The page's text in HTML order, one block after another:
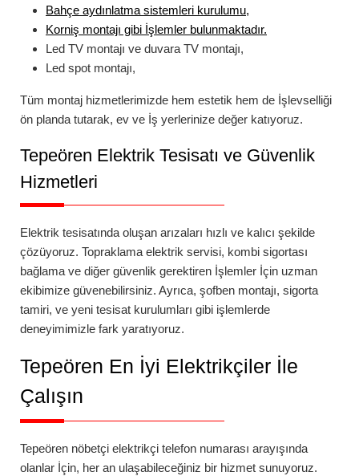
Bahçe aydınlatma sistemleri kurulumu,
Korniş montajı gibi İşlemler bulunmaktadır.
Led TV montajı ve duvara TV montajı,
Led spot montajı,
Tüm montaj hizmetlerimizde hem estetik hem de İşlevselliği
ön planda tutarak, ev ve İş yerlerinize değer katıyoruz.
Tepeören Elektrik Tesisatı ve Güvenlik
Hizmetleri
Elektrik tesisatında oluşan arızaları hızlı ve kalıcı şekilde
çözüyoruz. Topraklama elektrik servisi, kombi sigortası
bağlama ve diğer güvenlik gerektiren İşlemler İçin uzman
ekibimize güvenebilirsiniz. Ayrıca, şofben montajı, sigorta
tamiri, ve yeni tesisat kurulumları gibi işlemlerde
deneyimimizle fark yaratıyoruz.
Tepeören En İyi Elektrikçiler İle
Çalışın
Tepeören nöbetçi elektrikçi telefon numarası arayışında
olanlar İçin, her an ulaşabileceğiniz bir hizmet sunuyoruz.